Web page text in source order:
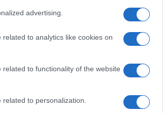
advertising.
to analytics like cookies on
to functionality of the website
to personalization.
realizzato nel
a stupire i visitatori
qualche minuto
dovrebbe vivere, per